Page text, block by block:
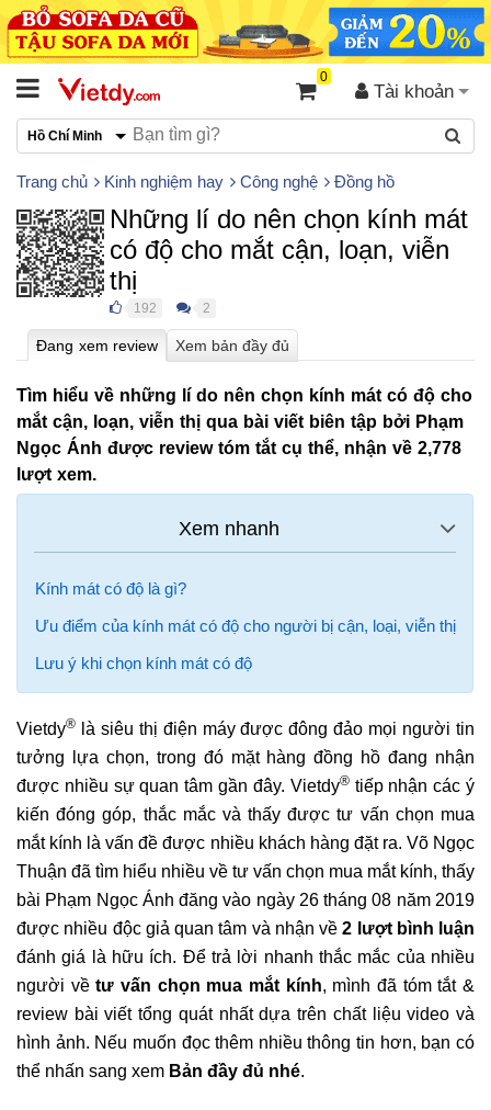
Tài khoản
0
Hồ Chí Minh
Trang chủ Kinh nghiệm hay Công nghệ Đồng hồ
Những lí do nên chọn kính mát
có độ cho mắt cận, loạn, viễn
thị
192 2
Tìm hiểu về những lí do nên chọn kính mát có độ cho
mắt cận, loạn, viễn thị qua bài viết biên tập bởi Phạm
Ngọc Ánh được review tóm tắt cụ thể, nhận về 2,778
lượt xem.
Kính mát có độ là gì?
Ưu điểm của kính mát có độ cho người bị cận, loại, viễn thị
Lưu ý khi chọn kính mát có độ
Vietdy®
là siêu thị điện máy được đông đảo mọi người tin
tưởng lựa chọn, trong đó mặt hàng đồng hồ đang nhận
được nhiều sự quan tâm gần đây. Vietdy®tiếp nhận các ý
kiến đóng góp, thắc mắc và thấy được tư vấn chọn mua
mắt kính là vấn đề được nhiều khách hàng đặt ra. Võ Ngọc
Thuận đã tìm hiểu nhiều về tư vấn chọn mua mắt kính, thấy
bài Phạm Ngọc Ánh đăng vào ngày 26 tháng 08 năm 2019
được nhiều độc giả quan tâm và nhận về2 lượt bình luận
đánh giá là hữu ích. Để trả lời nhanh thắc mắc của nhiều
người vềtư vấn chọn mua mắt kính, mình đã tóm tắt &
review bài viết tổng quát nhất dựa trên chất liệu video và
hình ảnh. Nếu muốn đọc thêm nhiều thông tin hơn, bạn có
thể nhấn sang xem Bản đầy đủ nhé.